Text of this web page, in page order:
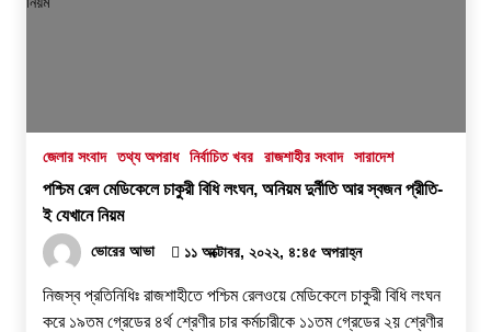
জেলার সংবাদ তথ্য অপরাধ নির্বাচিত খবর রাজশাহীর সংবাদ সারাদেশ
পশ্চিম রেল মেডিকেলে চাকুরী বিধি লংঘন, অনিয়ম দুর্নীতি আর স্বজন প্রীতি-
ই যেখানে নিয়ম
ভোরের আভা ১১ অক্টোবর, ২০২২, ৪:৪৫ অপরাহ্ন
নিজস্ব প্রতিনিধিঃ রাজশাহীতে পশ্চিম রেলওয়ে মেডিকেলে চাকুরী বিধি লংঘন
করে ১৯তম গ্রেডের ৪র্থ শ্রেণীর চার কর্মচারীকে ১১তম গ্রেডের ২য় শ্রেণীর